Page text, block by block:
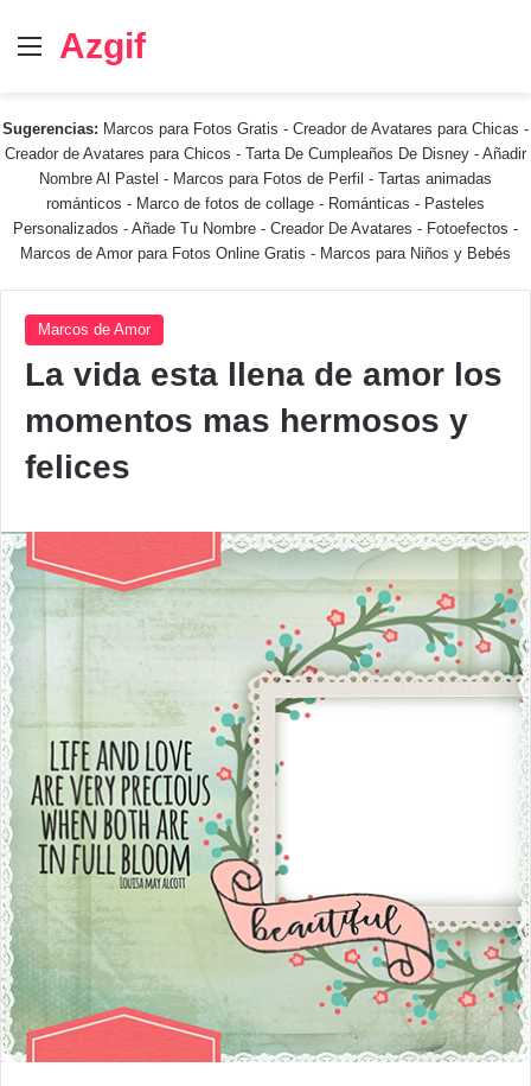
Menú
Azgif
Sugerencias: Marcos para Fotos Gratis - Creador de Avatares para Chicas -
Creador de Avatares para Chicos - Tarta De Cumpleaños De Disney - Añadir
Nombre Al Pastel - Marcos para Fotos de Perfil - Tartas animadas
románticos - Marco de fotos de collage - Románticas - Pasteles
Personalizados - Añade Tu Nombre - Creador De Avatares - Fotoefectos -
Marcos de Amor para Fotos Online Gratis - Marcos para Niños y Bebés
Marcos de Amor
La vida esta llena de amor los
momentos mas hermosos y
felices